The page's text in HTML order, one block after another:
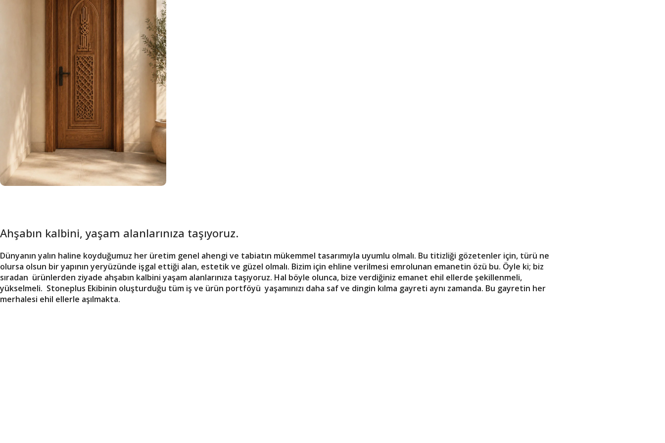
Daha Doğal
Kapıları İncele
Ahşabın kalbini, yaşam alanlarınıza taşıyoruz.
Dünyanın yalın haline koyduğumuz her üretim genel ahengi ve tabiatın mükemmel tasarımıyla uyumlu olmalı. Bu titizliği gözetenler için, türü ne
olursa olsun bir yapının yeryüzünde işgal ettiği alan, estetik ve güzel olmalı. Bizim için ehline verilmesi emrolunan emanetin özü bu. Öyle ki; biz
sıradan ürünlerden ziyade ahşabın kalbini yaşam alanlarınıza taşıyoruz. Hal böyle olunca, bize verdiğiniz emanet ehil ellerde şekillenmeli,
yükselmeli. Stoneplus Ekibinin oluşturduğu tüm iş ve ürün portföyü yaşamınızı daha saf ve dingin kılma gayreti aynı zamanda. Bu gayretin her
merhalesi ehil ellerle aşılmakta.